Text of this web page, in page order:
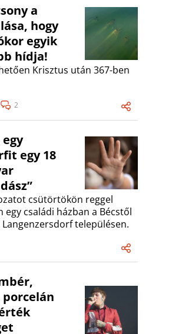
a
hogy
egyik
hídja!
Krisztus után 367-ben
2
egy 18
csütörtökön reggel
családi házban a Bécstől
Langenzersdorf településen.
porcelán